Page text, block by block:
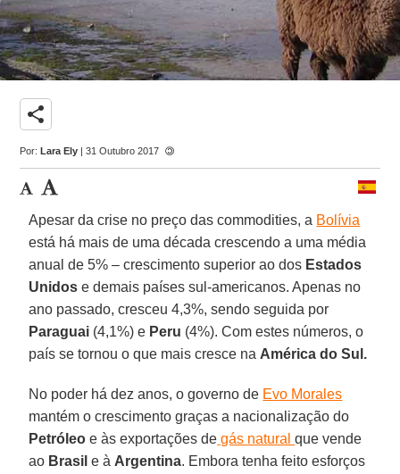
share
Por:Lara Ely | 31 Outubro 2017
Apesar da crise no preço das commodities, a Bolívia
está há mais de uma década crescendo a uma média
anual de 5% – crescimento superior ao dos Estados
Unidos e demais países sul-americanos. Apenas no
ano passado, cresceu 4,3%, sendo seguida por
Paraguai (4,1%) e Peru (4%). Com estes números, o
país se tornou o que mais cresce na América do Sul.
No poder há dez anos, o governo de Evo Morales
mantém o crescimento graças a nacionalização do
Petróleo e às exportações de gás naturalque vende
ao Brasil e à Argentina. Embora tenha feito esforços